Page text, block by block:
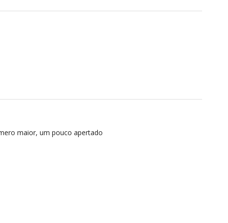
maior, um pouco apertado